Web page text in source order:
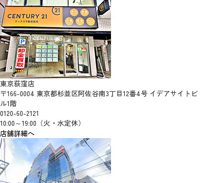
東京荻窪店
〒166-0004 東京都杉並区阿佐谷南3丁目12番4号 イデアサイトビ
ル1階
0120-60-2121
10:00～19:00（火・水定休）
店舗詳細へ